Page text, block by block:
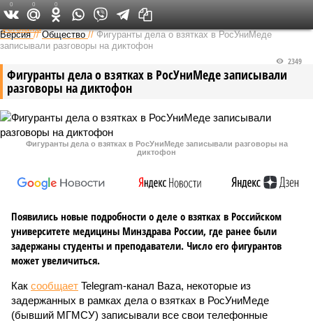
Федеральный выпуск
Версия //Общество //Фигуранты дела о взятках в РосУниМеде
записывали разговоры на диктофон
Фигуранты дела о взятках в РосУниМеде записывали
разговоры на диктофон
2349
Фигуранты дела о взятках в РосУниМеде записывали разговоры на
диктофон
Появились новые подробности о деле о взятках в Российском
университете медицины Минздрава России, где ранее были
задержаны студенты и преподаватели. Число его фигурантов
может увеличиться.
Как сообщает Telegram-канал Baza, некоторые из
задержанных в рамках дела о взятках в РосУниМеде
(бывший МГМСУ) записывали все свои телефонные
0 0 0